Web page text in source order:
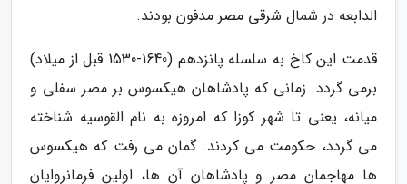
الدابعه در شمال شرقی مصر مدفون بودند.
قدمت این کاخ به سلسله پانزدهم (1640-1530 قبل از میلاد)
برمی گردد. زمانی که پادشاهان هیکسوس بر مصر سفلی و
میانه، یعنی تا شهر کوزا که امروزه به نام القوسیه شناخته
می گردد، حکومت می کردند. گمان می رفت که هیکسوس
ها مهاجمان مصر و پادشاهان آن ها، اولین فرمانروایان